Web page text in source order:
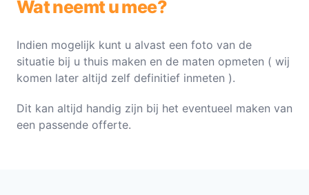
Wat neemt u mee?
Indien mogelijk kunt u alvast een foto van de
situatie bij u thuis maken en de maten opmeten ( wij
komen later altijd zelf definitief inmeten ).
Dit kan altijd handig zijn bij het eventueel maken van
een passende offerte.